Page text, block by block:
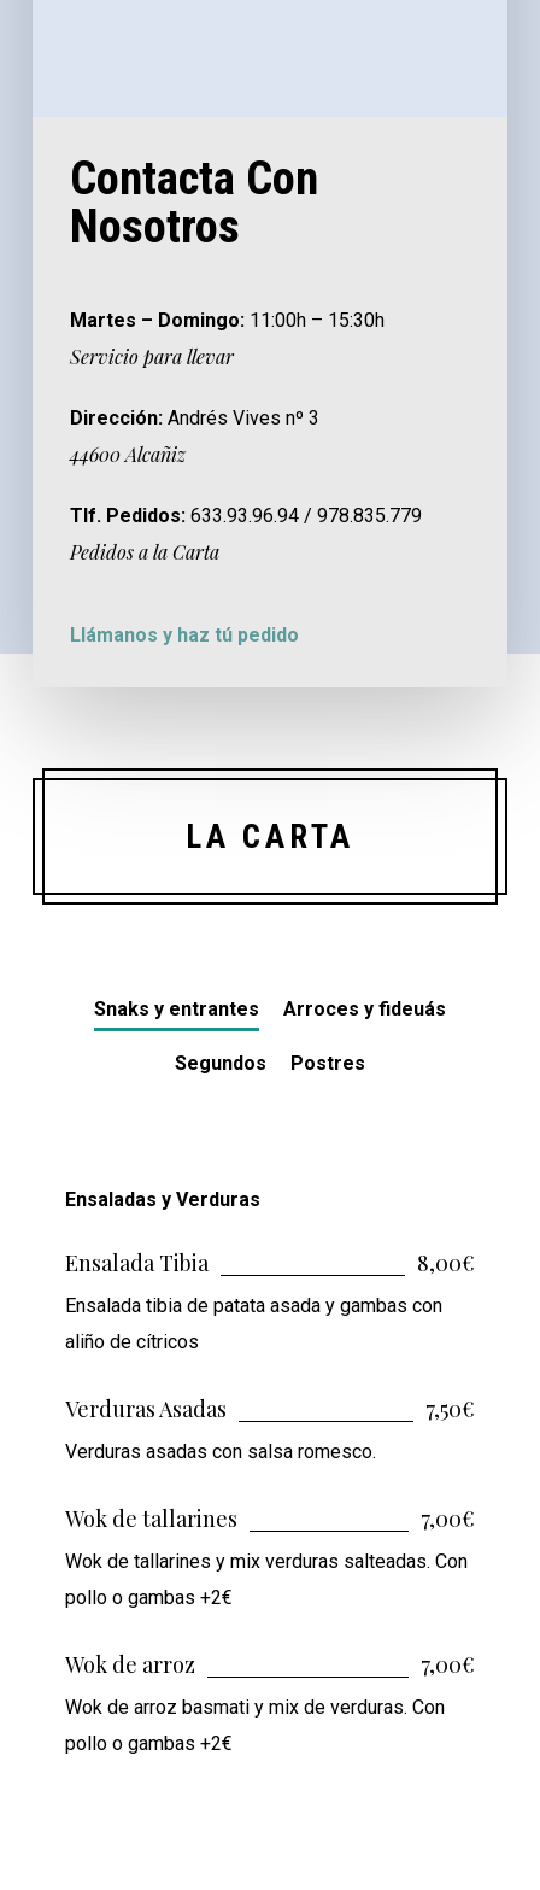
Contacta Con
Nosotros
Martes – Domingo: 11:00h – 15:30h
Servicio para llevar
Dirección: Andrés Vives nº 3
44600 Alcañiz
Tlf. Pedidos: 633.93.96.94 / 978.835.779
Pedidos a la Carta
Llámanos y haz tú pedido
LA CARTA
Snaks y entrantes Arroces y fideuás
Segundos Postres
Ensaladas y Verduras
Ensalada Tibia 8,00€
Ensalada tibia de patata asada y gambas con
aliño de cítricos
Verduras Asadas 7,50€
Verduras asadas con salsa romesco.
Wok de tallarines 7,00€
Wok de tallarines y mix verduras salteadas. Con
pollo o gambas +2€
Wok de arroz 7,00€
Wok de arroz basmati y mix de verduras. Con
pollo o gambas +2€